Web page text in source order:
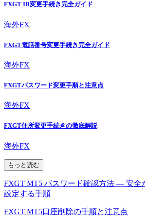
FXGT IB変更手続き完全ガイド
海外FX
FXGT電話番号変更手続き完全ガイド
海外FX
FXGTパスワード変更手順と注意点
海外FX
FXGT住所変更手続きの徹底解説
海外FX
もっと読む
FXGT MT5 パスワード確認方法 — 安全
設定する手順
FXGT MT5口座削除の手順と注意点